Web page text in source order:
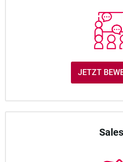
JETZT
Sales